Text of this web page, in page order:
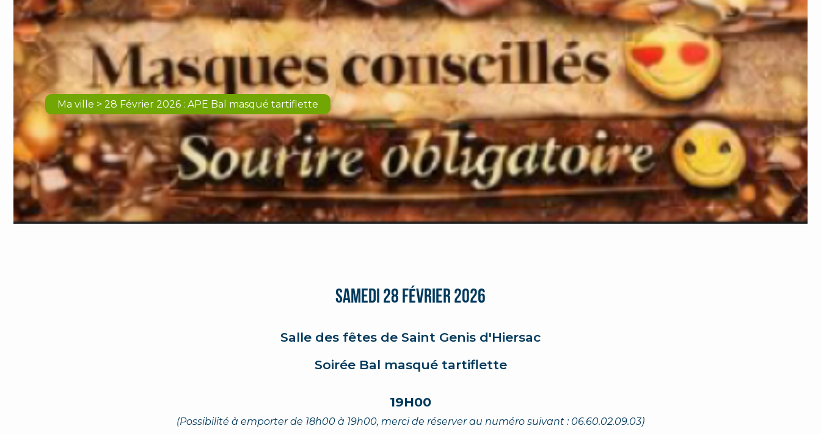
Ma ville > 28 Février 2026 : APE Bal masqué tartiflette
Samedi 28 Février 2026
Salle des fêtes de Saint Genis d'Hiersac
Soirée Bal masqué tartiflette
19H00
(Possibilité à emporter de 18h00 à 19h00, merci de réserver au numéro suivant : 06.60.02.09.03)